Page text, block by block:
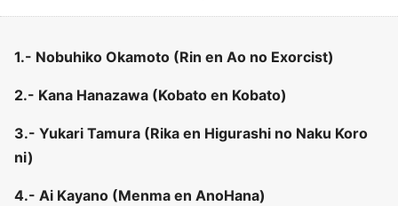
1.- Nobuhiko Okamoto (Rin en Ao no Exorcist)
2.- Kana Hanazawa (Kobato en Kobato)
3.- Yukari Tamura (Rika en Higurashi no Naku Koro
ni)
4.- Ai Kayano (Menma en AnoHana)